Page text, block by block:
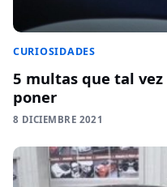
CURIOSIDADES
5 multas que tal
poner
8 DICIEMBRE 2021